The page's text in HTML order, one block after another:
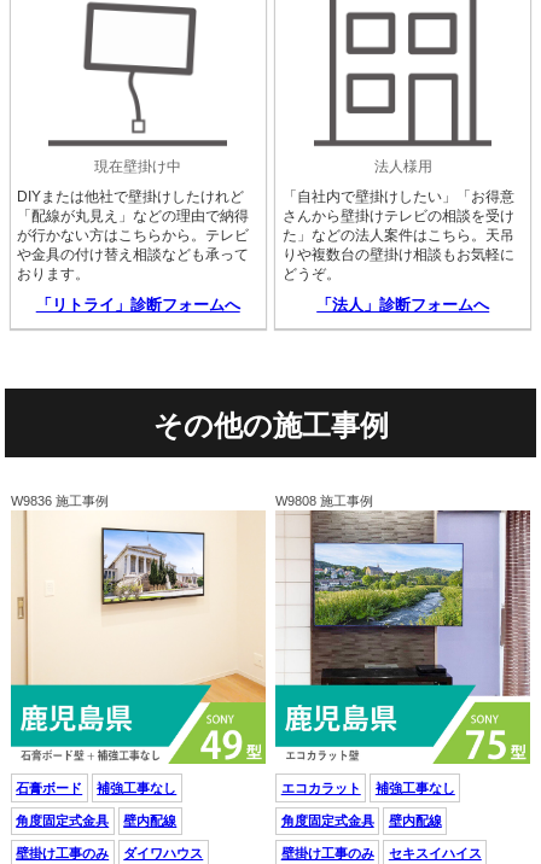
現在壁掛け中
DIYまたは他社で壁掛けしたけれど
「配線が丸見え」などの理由で納得
が行かない方はこちらから。テレビ
や金具の付け替え相談なども承って
おります。
「リトライ」診断フォームへ
法人様用
「自社内で壁掛けしたい」「お得意
さんから壁掛けテレビの相談を受け
た」などの法人案件はこちら。天吊
りや複数台の壁掛け相談もお気軽に
どうぞ。
「法人」診断フォームへ
その他の施工事例
W9836 施工事例
石膏ボード 補強工事なし
角度固定式金具 壁内配線
壁掛け工事のみ ダイワハウス
W9808 施工事例
エコカラット 補強工事なし
角度固定式金具 壁内配線
壁掛け工事のみ セキスイハイス